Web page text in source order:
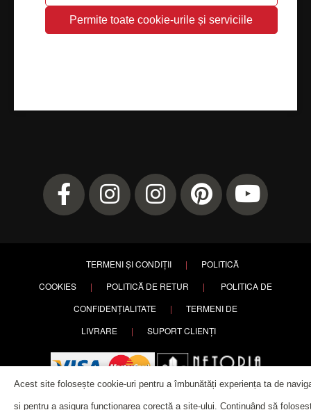
TERMENI ȘI CONDIȚII |
POLITICĂ
COOKIES
| POLITICĂ DE RETUR |
POLITICA DE
CONFIDENȚIALITATE
|
TERMENI DE
LIVRARE
| SUPORT CLIENȚI
Acest site folosește cookie-uri pentru a îmbunătăți experiența ta de
și pentru a asigura funcționarea corectă a site-ului. Continuând să